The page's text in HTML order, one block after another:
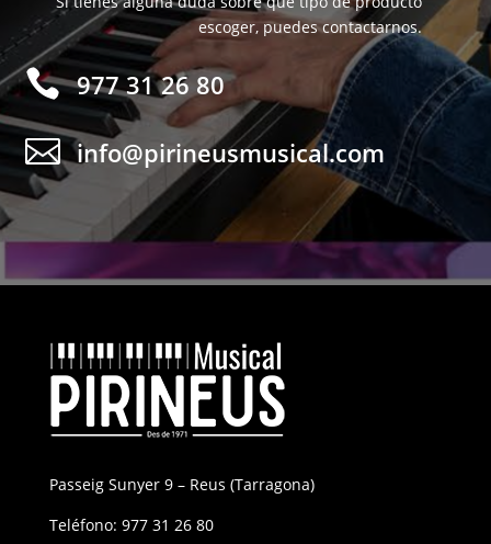
escoger, puedes contactarnos.
 977 31 26 80
 info@pirineusmusical.com
Passeig Sunyer 9 – Reus (Tarragona)
Teléfono: 977 31 26 80